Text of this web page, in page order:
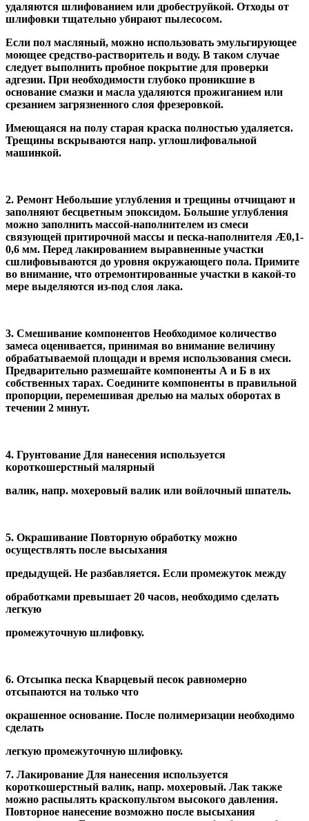
удаляются шлифованием или дробеструйкой. Отходы от
шлифовки тщательно убирают пылесосом.
Если пол масляный, можно использовать эмульгирующее
моющее средство-растворитель и воду. В таком случае
следует выполнить пробное покрытие для проверки
адгезии. При необходимости глубоко проникшие в
основание смазки и масла удаляются прожиганием или
срезанием загрязненного слоя фрезеровкой.
Имеющаяся на полу старая краска полностью удаляется.
Трещины вскрываются напр. углошлифовальной
машинкой.
2. Ремонт Небольшие углубления и трещины отчищают и
заполняют бесцветным эпоксидом. Большие углубления
можно заполнить массой-наполнителем из смеси
связующей притирочной массы и песка-наполнителя Æ0,1-
0,6 мм. Перед лакированием выравненные участки
сшлифовываются до уровня окружающего пола. Примите
во внимание, что отремонтированные участки в какой-то
мере выделяются из-под слоя лака.
3. Смешивание компонентов Необходимое количество
замеса оценивается, принимая во внимание величину
обрабатываемой площади и время использования смеси.
Предварительно размешайте компоненты А и Б в их
собственных тарах. Соедините компоненты в правильной
пропорции, перемешивая дрелью на малых оборотах в
течении 2 минут.
4. Грунтование Для нанесения используется
короткошерстный малярный
валик, напр. мохеровый валик или войлочный шпатель.
5. Окрашивание Повторную обработку можно
осуществлять после высыхания
предыдущей. Не разбавляется. Если промежуток между
обработками превышает 20 часов, необходимо сделать
легкую
промежуточную шлифовку.
6. Отсыпка песка Кварцевый песок равномерно
отсыпаются на только что
окрашенное основание. После полимеризации необходимо
сделать
легкую промежуточную шлифовку.
7. Лакирование Для нанесения используется
короткошерстный валик, напр. мохеровый. Лак также
можно распылять краскопультом высокого давления.
Повторное нанесение возможно после высыхания